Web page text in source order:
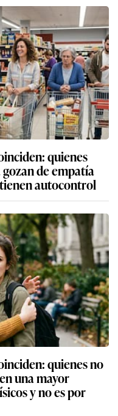
quienes
de empatía
autocontrol
quienes no
una mayor
y no es por